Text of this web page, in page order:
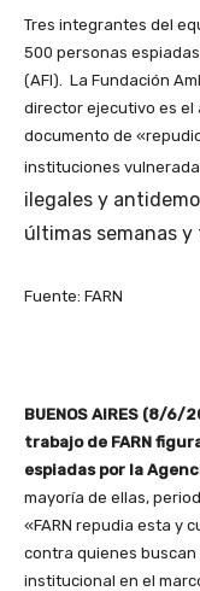
Tres integrantes del
500 personas
(AFI). La Fundación
director ejecutivo es el
documento de
instituciones
ilegales y
últimas semanas
Fuente: FARN
BUENOS AIRES (8/
trabajo de FARN
espiadas por la
mayoría de ellas,
«FARN repudia esta y
contra quienes
institucional en el